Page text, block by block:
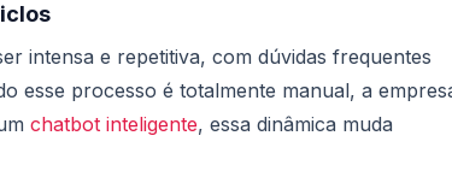
intensa e repetitiva, com dúvidas frequentes
esse processo é totalmente manual, a
chatbot inteligente, essa dinâmica muda